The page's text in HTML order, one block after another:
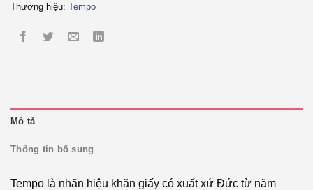
Thương hiệu: Tempo
Mô tả
Thông tin bổ sung
Tempo là nhãn hiệu khăn giấy có xuất xứ Đức từ năm